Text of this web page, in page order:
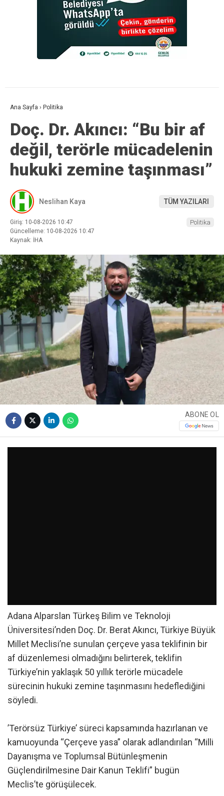
Ana Sayfa › Politika
Doç. Dr. Akıncı: “Bu bir af
değil, terörle mücadelenin
hukuki zemine taşınması”
Neslihan Kaya TÜM YAZILARI
Giriş: 10-08-2026 10:47
Güncelleme: 10-08-2026 10:47
Kaynak: İHA
Politika
ABONE OL
Adana Alparslan Türkeş Bilim ve Teknoloji
Üniversitesi’nden Doç. Dr. Berat Akıncı, Türkiye Büyük
Millet Meclisi’ne sunulan çerçeve yasa teklifinin bir
af düzenlemesi olmadığını belirterek, teklifin
Türkiye’nin yaklaşık 50 yıllık terörle mücadele
sürecinin hukuki zemine taşınmasını hedeflediğini
söyledi.
’Terörsüz Türkiye’ süreci kapsamında hazırlanan ve
kamuoyunda “Çerçeve yasa” olarak adlandırılan “Milli
Dayanışma ve Toplumsal Bütünleşmenin
Güçlendirilmesine Dair Kanun Teklifi” bugün
Meclis’te görüşülecek.